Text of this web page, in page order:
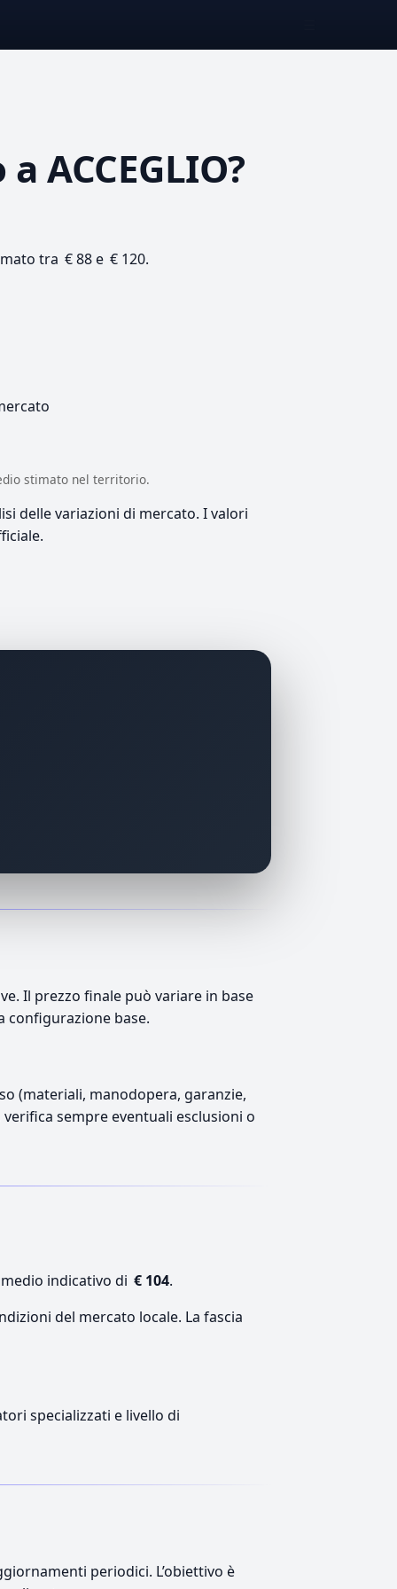
a ACCEGLIO?
tra € 88 e € 120.
stimato nel territorio.
delle variazioni di mercato. I valori
Il prezzo finale può variare in base
configurazione base.
(materiali, manodopera, garanzie,
sempre eventuali esclusioni o
indicativo di € 104.
del mercato locale. La fascia
specializzati e livello di
periodici. L’obiettivo è